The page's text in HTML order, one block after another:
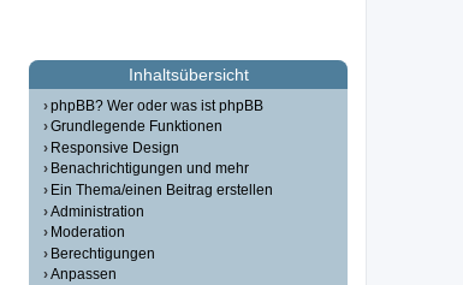
Inhaltsübersicht
phpBB? Wer oder was ist phpBB
Grundlegende Funktionen
Responsive Design
Benachrichtigungen und mehr
Ein Thema/einen Beitrag erstellen
Administration
Moderation
Berechtigungen
Anpassen